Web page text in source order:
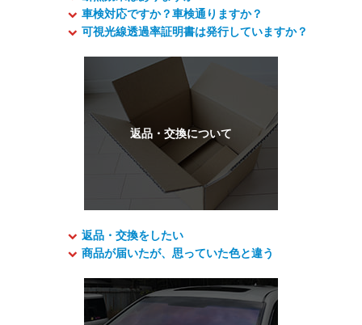
車検対応ですか？車検通りますか？
可視光線透過率証明書は発行していますか？
返品・交換をしたい
商品が届いたが、思っていた色と違う